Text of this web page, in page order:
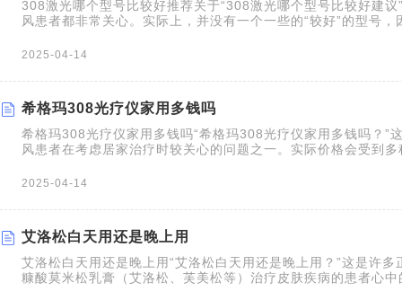
308激光哪个型号比较好推荐关于“308激光哪个型号比较好建议
风患者都非常关心。实际上，并没有一个一些的“较好”的型号
统，主要分为国产和进口（尤其是美国产）两种。它们的核心
2025-04-14
希格玛308光疗仪家用多钱吗
希格玛308光疗仪家用多钱吗“希格玛308光疗仪家用多钱吗？”
风患者在考虑居家治疗时较关心的问题之一。实际价格会受到
千元以上不等。但与长期往返医院治疗相比，家用光疗仪在时
2025-04-14
艾洛松白天用还是晚上用
艾洛松白天用还是晚上用“艾洛松白天用还是晚上用？”这是许多
糠酸莫米松乳膏（艾洛松、芙美松等）治疗皮肤疾病的患者心